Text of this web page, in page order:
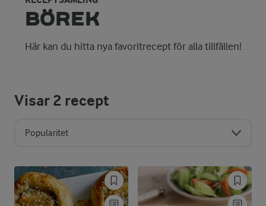
BÖREK
Här kan du hitta nya favoritrecept för alla tillfällen!
Visar2 recept
Popularitet